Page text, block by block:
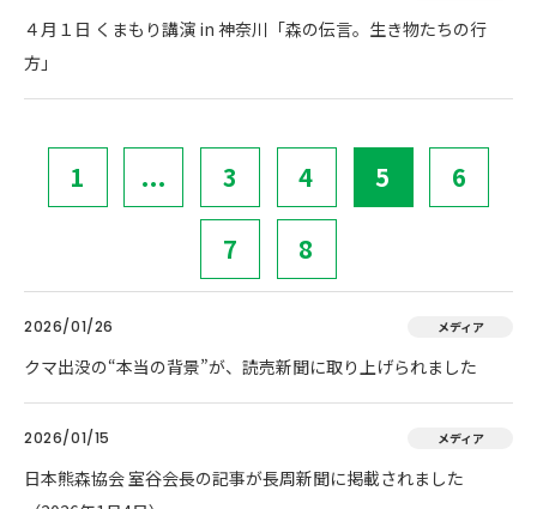
４月１日 くまもり講演 in 神奈川「森の伝言。生き物たちの行
方」
1 ... 3 4 5 6
7 8
2026/01/26 メディア
クマ出没の“本当の背景”が、読売新聞に取り上げられました
2026/01/15 メディア
日本熊森協会 室谷会長の記事が長周新聞に掲載されました